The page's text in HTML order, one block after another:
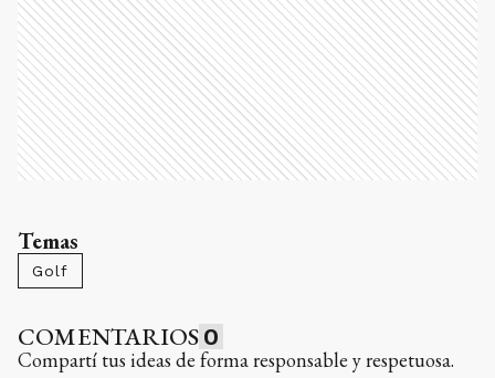
Temas
Golf
COMENTARIOS 0
Compartí tus ideas de forma responsable y respetuosa.